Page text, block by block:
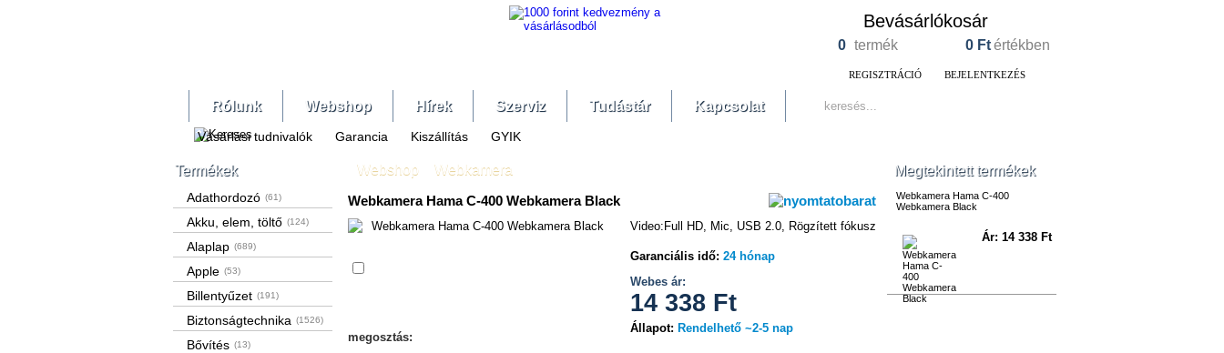
Bevásárlókosár
0 termék 0 Ftértékben
REGISZTRÁCIÓ BEJELENTKEZÉS
Rólunk Webshop Hírek Szerviz Tudástár Kapcsolat
Vásárlási tudnivalók Garancia Kiszállítás GYIK
Termékek
Adathordozó (61)
Akku, elem, töltő (124)
Alaplap (689)
Apple (53)
Billentyűzet (191)
Biztonságtechnika (1526)
Bővítés (13)
Webshop
Webkamera
Webkamera Hama C-400 Webkamera Black
megosztás:
Video:Full HD, Mic, USB 2.0, Rögzített fókusz
Garanciális idő: 24 hónap
Webes ár:
14 338 Ft
Állapot: Rendelhető ~2-5 nap
Megtekintett termékek
Webkamera Hama C-400
Webkamera Black
Ár: 14 338 Ft